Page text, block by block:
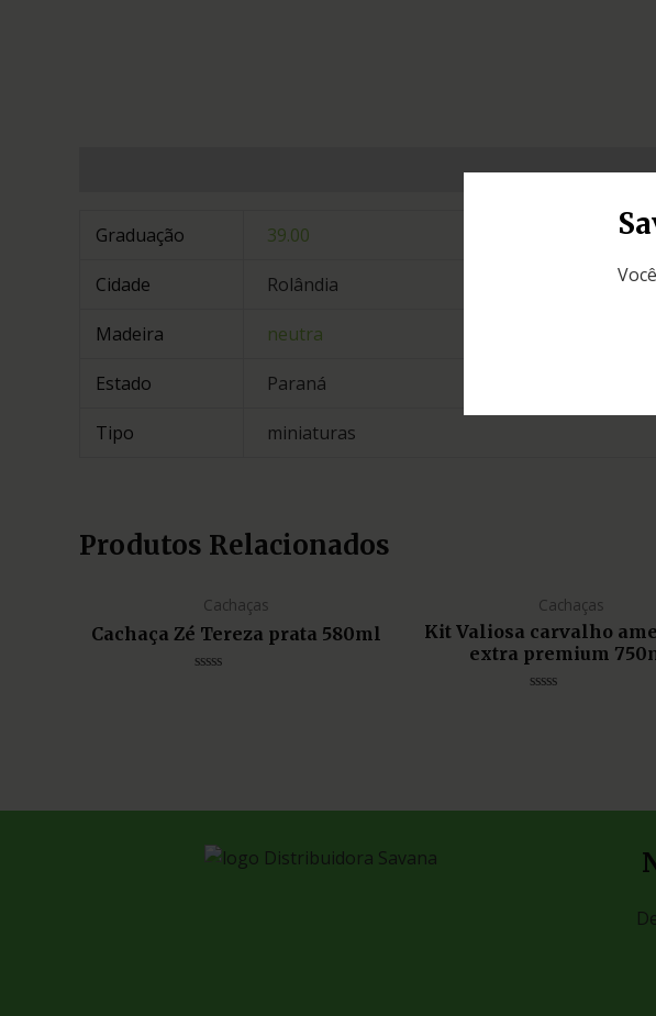
Graduação 39.00
Cidade Rolândia
Madeira neutra
Estado Paraná
Tipo miniaturas
Produtos Relacionados
Cachaças
Cachaça Zé Tereza prata 580ml
Cachaças
Kit Valiosa carvalho
extra premium